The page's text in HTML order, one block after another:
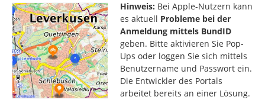
Hinweis: Bei Apple-Nutzern kann
es aktuell Probleme bei der
Anmeldung mittels BundID
geben. Bitte aktivieren Sie Pop-
Ups oder loggen Sie sich mittels
Benutzername und Passwort ein.
Die Entwickler des Portals
arbeitet bereits an einer Lösung.